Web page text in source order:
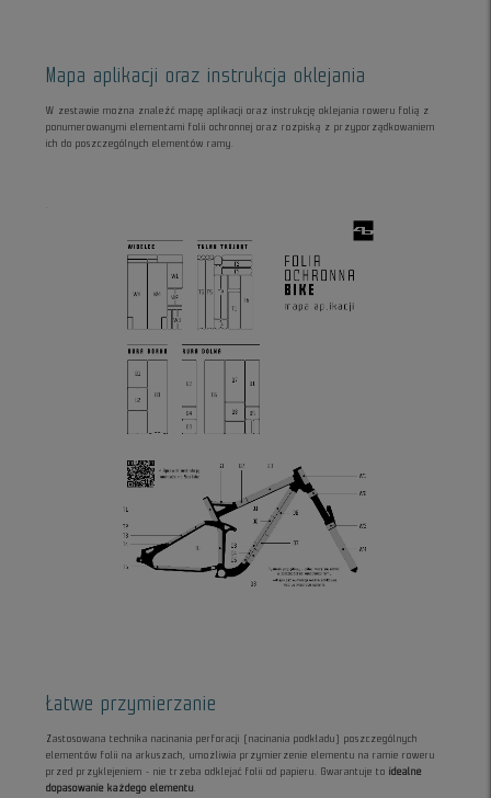
Mapa aplikacji oraz instrukcja oklejania
W zestawie można znaleźć mapę aplikacji oraz instrukcję oklejania roweru folią z
ponumerowanymi elementami folii ochronnej oraz rozpiską z przyporządkowaniem
ich do poszczególnych elementów ramy.
Łatwe przymierzanie
Zastosowana technika nacinania perforacji (nacinania podkładu) poszczególnych
elementów folii na arkuszach, umożliwia przymierzenie elementu na ramie roweru
przed przyklejeniem - nie trzeba odklejać folii od papieru. Gwarantuje toidealne
dopasowanie każdego elementu.